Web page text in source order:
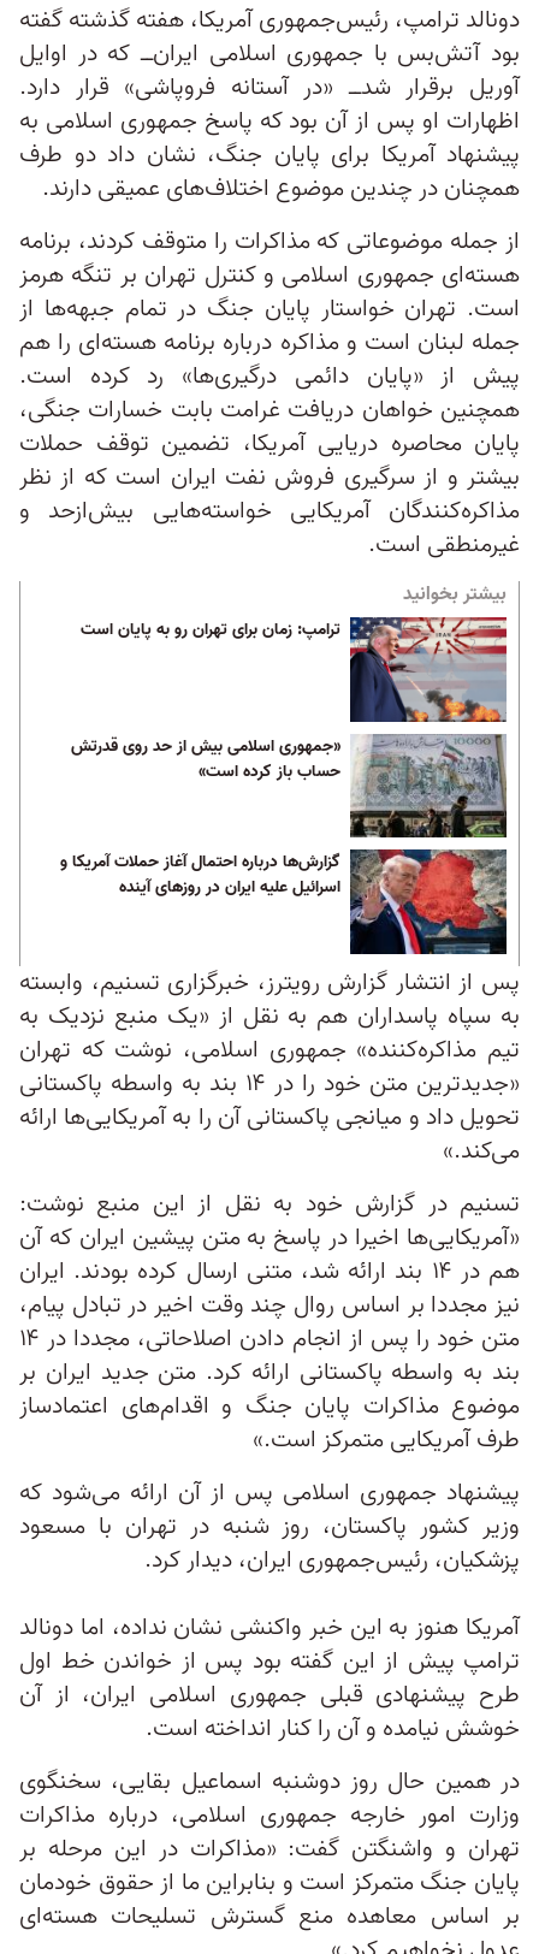
دونالد ترامپ، رئیس‌جمهوری آمریکا، هفته گذشته گفته
بود آتش‌بس با جمهوری اسلامی ایران‌ــ که در اوایل
آوریل برقرار شد‌ــ «در آستانه فروپاشی» قرار دارد.
اظهارات او پس از آن بود که پاسخ جمهوری اسلامی به
پیشنهاد آمریکا برای پایان جنگ، نشان داد دو طرف
همچنان در چندین موضوع اختلاف‌های عمیقی دارند.
از جمله موضوعاتی که مذاکرات را متوقف کردند، برنامه
هسته‌ای جمهوری اسلامی و کنترل تهران بر تنگه هرمز
است. تهران خواستار پایان جنگ در تمام جبهه‌ها از
جمله لبنان است و مذاکره درباره برنامه هسته‌ای را هم
پیش از «پایان دائمی درگیری‌ها» رد کرده است.
همچنین خواهان دریافت غرامت بابت خسارات جنگی،
پایان محاصره دریایی آمریکا، تضمین توقف حملات
بیشتر و از سرگیری فروش نفت ایران است که از نظر
مذاکره‌کنندگان آمریکایی خواسته‌هایی بیش‌ازحد و
غیرمنطقی است.
بیشتر بخوانید
ترامپ: زمان برای تهران رو به پایان است
«جمهوری اسلامی بیش از حد روی قدرتش
حساب باز کرده است»
گزارش‌ها درباره احتمال آغاز حملات آمریکا و
اسرائیل علیه ایران در روزهای آینده
پس از انتشار گزارش رویترز، خبرگزاری تسنیم، وابسته
به سپاه پاسداران هم به نقل از «یک منبع نزدیک به
تیم مذاکره‌کننده» جمهوری اسلامی، نوشت که تهران
«جدیدترین متن خود را در ۱۴ بند به واسطه پاکستانی
تحویل داد و میانجی پاکستانی آن را به آمریکایی‌ها ارائه
می‌کند.»
تسنیم در گزارش خود به نقل از این منبع نوشت:
«آمریکایی‌ها اخیرا در پاسخ به متن پیشین ایران که آن
هم در ۱۴ بند ارائه شد، متنی ارسال کرده بودند. ایران
نیز مجددا بر اساس روال چند وقت اخیر در تبادل پیام،
متن خود را پس از انجام دادن اصلاحاتی، مجددا در ۱۴
بند به واسطه پاکستانی ارائه کرد. متن جدید ایران بر
موضوع مذاکرات پایان جنگ و اقدام‌های اعتمادساز
طرف آمریکایی متمرکز است.»
پیشنهاد جمهوری اسلامی پس از آن ارائه می‌شود که
وزیر کشور پاکستان، روز شنبه در تهران با مسعود
پزشکیان، رئیس‌جمهوری ایران، دیدار کرد.
آمریکا هنوز به این خبر واکنشی نشان نداده، اما دونالد
ترامپ پیش از این گفته بود پس از خواندن خط اول
طرح پیشنهادی قبلی جمهوری اسلامی ایران، از آن
خوشش نیامده و آن را کنار انداخته است.
در همین حال روز دوشنبه اسماعیل بقایی، سخنگوی
وزارت امور خارجه جمهوری اسلامی، درباره مذاکرات
تهران و واشنگتن گفت: «مذاکرات در این مرحله بر
پایان جنگ متمرکز است و بنابراین ما از حقوق خودمان
بر اساس معاهده منع گسترش تسلیحات هسته‌ای